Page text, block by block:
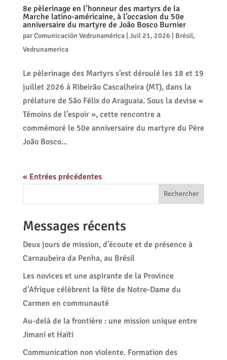
8e pèlerinage en l’honneur des martyrs de la
Marche latino-américaine, à l’occasion du 50e
anniversaire du martyre de João Bosco Burnier
parComunicación Vedrunamérica| Juil 21, 2026 Brésil,
Vedrunamerica
Le pèlerinage des Martyrs s’est déroulé les 18 et 19
juillet 2026 à Ribeirão Cascalheira (MT), dans la
prélature de São Félix do Araguaia. Sous la devise «
Témoins de l’espoir », cette rencontre a
commémoré le 50e anniversaire du martyre du Père
João Bosco...
« Entrées précédentes
Rechercher
Messages récents
Deux jours de mission, d’écoute et de présence à
Carnaubeira da Penha, au Brésil
Les novices et une aspirante de la Province
d’Afrique célèbrent la fête de Notre-Dame du
Carmen en communauté
Au-delà de la frontière : une mission unique entre
Jimaní et Haïti
Communication non violente. Formation des